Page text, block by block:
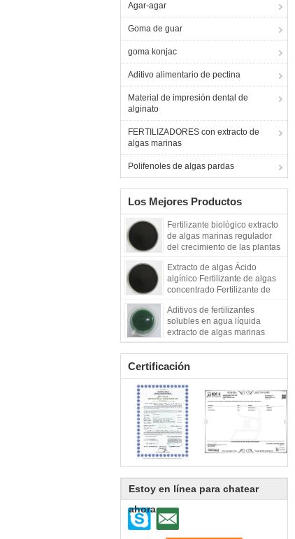
Agar-agar
Goma de guar
goma konjac
Aditivo alimentario de pectina
Material de impresión dental de
alginato
FERTILIZADORES con extracto de
algas marinas
Polifenoles de algas pardas
Los Mejores Productos
Fertilizante biológico extracto
de algas marinas regulador
del crecimiento de las plantas
Extracto de algas Ácido
algínico Fertilizante de algas
concentrado Fertilizante de
Extracto de algas
Aditivos de fertilizantes
solubles en agua líquida
extracto de algas marinas
líquido verde concentración
Certificación
Estoy en línea para chatear
ahora